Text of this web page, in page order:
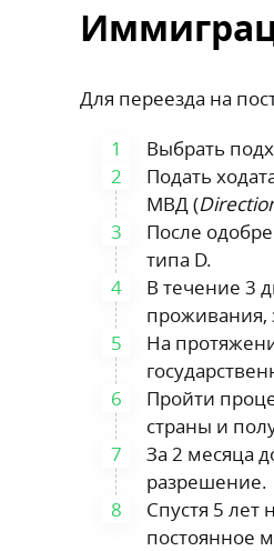
Для переезда на
Выбрать
Подать
МВД (
После
типа D.
В течение 3
проживания,
На
Пройти
страны и
За 2 месяца
разрешение.
Спустя 5
постоянное